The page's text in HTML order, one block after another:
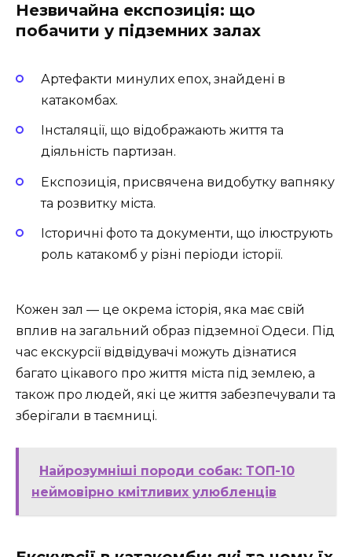
Незвичайна експозиція: що
побачити у підземних залах
Артефакти минулих епох, знайдені в
катакомбах.
Інсталяції, що відображають життя та
діяльність партизан.
Експозиція, присвячена видобутку вапняку
та розвитку міста.
Історичні фото та документи, що ілюструють
роль катакомб у різні періоди історії.
Кожен зал — це окрема історія, яка має свій
вплив на загальний образ підземної Одеси. Під
час екскурсії відвідувачі можуть дізнатися
багато цікавого про життя міста під землею, а
також про людей, які це життя забезпечували та
зберігали в таємниці.
Найрозумніші породи собак: ТОП-10
неймовірно кмітливих улюбленців